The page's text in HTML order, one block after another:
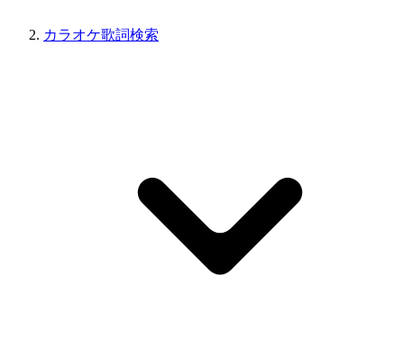
カラオケ歌詞検索